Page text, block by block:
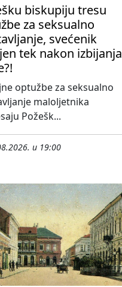
biskupiju tresu
za seksualno
svećenik
tek nakon izbijanja
optužbe za seksualno
maloljetnika
Požešk...
u 19:00